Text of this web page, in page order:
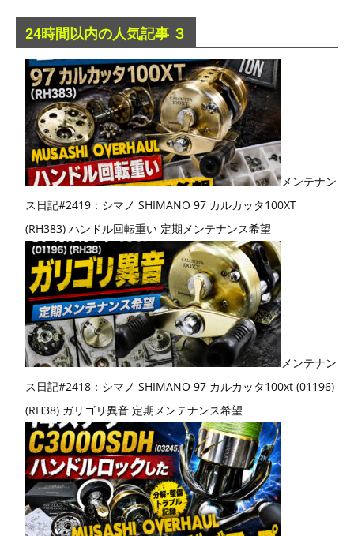
24時間以内の人気記事 ３
メンテナン
ス日記#2419：シマノ SHIMANO 97 カルカッタ100XT
(RH383) ハンドル回転重い 定期メンテナンス希望
メンテナン
ス日記#2418：シマノ SHIMANO 97 カルカッタ100xt (01196)
(RH38) ガリゴリ異音 定期メンテナンス希望